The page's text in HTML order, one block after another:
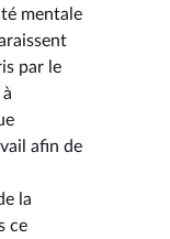
mentale
par le
afin de
la
ce